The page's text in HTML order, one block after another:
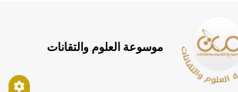
موسوعة العلوم والتقانات